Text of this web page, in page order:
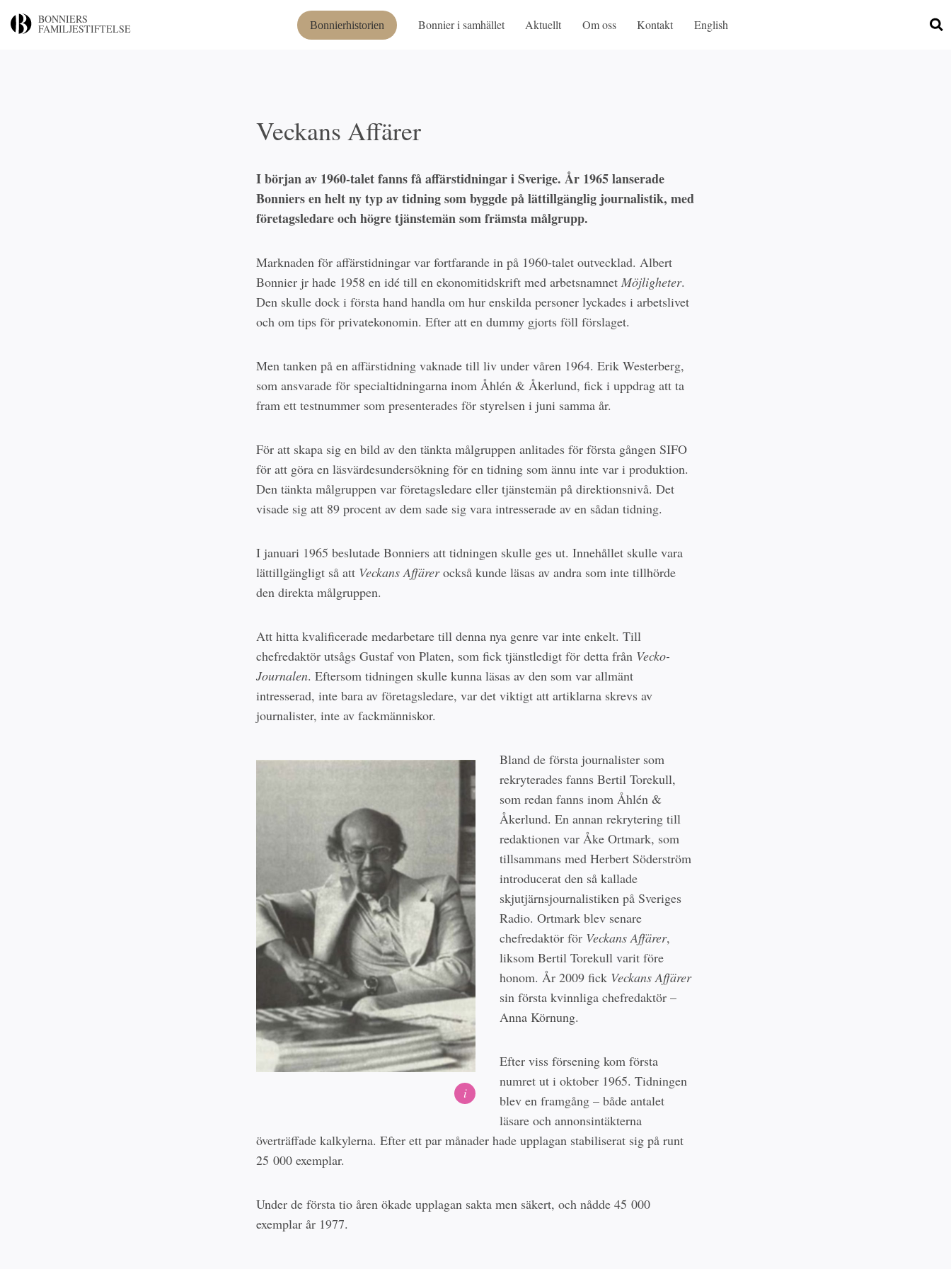
BONNIERS
FAMILJESTIFTELSE Bonnierhistorien Bonnier i samhället Aktuellt Om oss Kontakt English
Veckans Affärer
I början av 1960-talet fanns få affärstidningar i Sverige. År 1965 lanserade
Bonniers en helt ny typ av tidning som byggde på lättillgänglig journalistik, med
företagsledare och högre tjänstemän som främsta målgrupp.
Marknaden för affärstidningar var fortfarande in på 1960-talet outvecklad. Albert
Bonnier jr hade 1958 en idé till en ekonomitidskrift med arbetsnamnet Möjligheter.
Den skulle dock i första hand handla om hur enskilda personer lyckades i arbetslivet
och om tips för privatekonomin. Efter att en dummy gjorts föll förslaget.
Men tanken på en affärstidning vaknade till liv under våren 1964. Erik Westerberg,
som ansvarade för specialtidningarna inom Åhlén & Åkerlund, fick i uppdrag att ta
fram ett testnummer som presenterades för styrelsen i juni samma år.
För att skapa sig en bild av den tänkta målgruppen anlitades för första gången SIFO
för att göra en läsvärdesundersökning för en tidning som ännu inte var i produktion.
Den tänkta målgruppen var företagsledare eller tjänstemän på direktionsnivå. Det
visade sig att 89 procent av dem sade sig vara intresserade av en sådan tidning.
I januari 1965 beslutade Bonniers att tidningen skulle ges ut. Innehållet skulle vara
lättillgängligt så att Veckans Affärerockså kunde läsas av andra som inte tillhörde
den direkta målgruppen.
Att hitta kvalificerade medarbetare till denna nya genre var inte enkelt. Till
chefredaktör utsågs Gustaf von Platen, som fick tjänstledigt för detta från Vecko-
Journalen. Eftersom tidningen skulle kunna läsas av den som var allmänt
intresserad, inte bara av företagsledare, var det viktigt att artiklarna skrevs av
journalister, inte av fackmänniskor.
i
Bland de första journalister som
rekryterades fanns Bertil Torekull,
som redan fanns inom Åhlén &
Åkerlund. En annan rekrytering till
redaktionen var Åke Ortmark, som
tillsammans med Herbert Söderström
introducerat den så kallade
skjutjärnsjournalistiken på Sveriges
Radio. Ortmark blev senare
chefredaktör för Veckans Affärer,
liksom Bertil Torekull varit före
honom. År 2009 fick Veckans Affärer
sin första kvinnliga chefredaktör –
Anna Körnung.
Efter viss försening kom första
numret ut i oktober 1965. Tidningen
blev en framgång – både antalet
läsare och annonsintäkterna
överträffade kalkylerna. Efter ett par månader hade upplagan stabiliserat sig på runt
25 000 exemplar.
Under de första tio åren ökade upplagan sakta men säkert, och nådde 45 000
exemplar år 1977.